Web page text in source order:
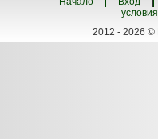
условия
2012 - 2026 ©